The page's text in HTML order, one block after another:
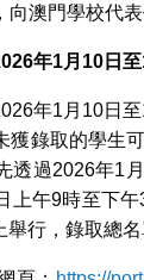
澳門學校代
年1月 10 日至
年1月10日
獲錄取的學生
透過2026年1
上午9時至下
行，錄取總